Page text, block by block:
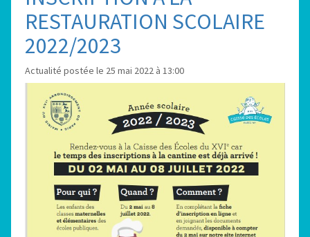
RESTAURATION SCOLAIRE
2022/2023
Actualité postée le 25 mai 2022 à 13:00